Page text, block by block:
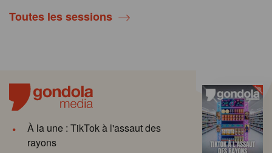
Toutes les sessions
À la une : TikTok à l'assaut des
rayons